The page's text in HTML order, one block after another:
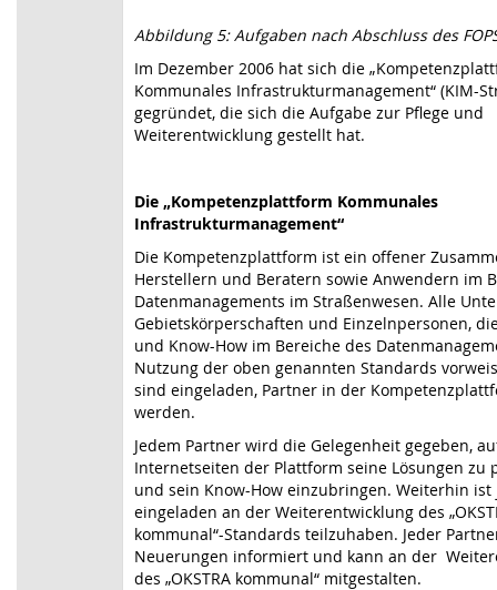
Abbildung 5: Aufgaben nach Abschluss des
Im Dezember 2006 hat sich die
Kommunales Infrastrukturmanagement“ (KIM-
gegründet, die sich die Aufgabe zur Pflege und
Weiterentwicklung gestellt hat.
Die „Kompetenzplattform Kommunales
Infrastrukturmanagement“
Die Kompetenzplattform ist ein offener
Herstellern und Beratern sowie Anwendern im
Datenmanagements im Straßenwesen. Alle
Gebietskörperschaften und Einzelnpersonen,
und Know-How im Bereiche des
Nutzung der oben genannten Standards
sind eingeladen, Partner in der
werden.
Jedem Partner wird die Gelegenheit gegeben,
Internetseiten der Plattform seine Lösungen zu
und sein Know-How einzubringen. Weiterhin
eingeladen an der Weiterentwicklung des
kommunal“-Standards teilzuhaben. Jeder
Neuerungen informiert und kann an der
des „OKSTRA kommunal“ mitgestalten.